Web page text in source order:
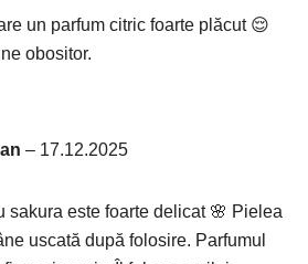
un parfum citric foarte plăcut 😌
obositor.
– 17.12.2025
sakura este foarte delicat 🌸 Pielea
uscată după folosire. Parfumul